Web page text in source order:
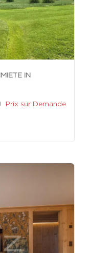
IN
Prix sur Demande